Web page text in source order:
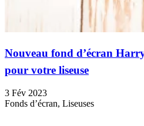
Nouveau fond d’écran
pour votre liseuse
3 Fév 2023
Fonds d’écran, Liseuses